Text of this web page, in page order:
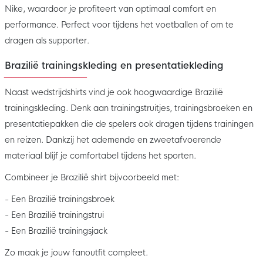
Nike, waardoor je profiteert van optimaal comfort en
performance. Perfect voor tijdens het voetballen of om te
dragen als supporter.
Brazilië trainingskleding en presentatiekleding
Naast wedstrijdshirts vind je ook hoogwaardige Brazilië
trainingskleding. Denk aan trainingstruitjes, trainingsbroeken en
presentatiepakken die de spelers ook dragen tijdens trainingen
en reizen. Dankzij het ademende en zweetafvoerende
materiaal blijf je comfortabel tijdens het sporten.
Combineer je Brazilië shirt bijvoorbeeld met:
- Een Brazilië trainingsbroek
- Een Brazilië trainingstrui
- Een Brazilië trainingsjack
Zo maak je jouw fanoutfit compleet.